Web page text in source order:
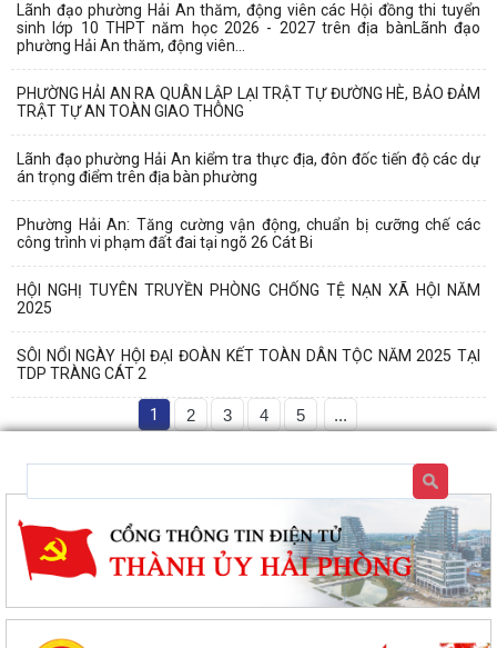
Lãnh đạo phường Hải An thăm, động viên các Hội đồng thi tuyển
sinh lớp 10 THPT năm học 2026 - 2027 trên địa bànLãnh đạo
phường Hải An thăm, động viên...
PHƯỜNG HẢI AN RA QUÂN LẬP LẠI TRẬT TỰ ĐƯỜNG HÈ, BẢO ĐẢM
TRẬT TỰ AN TOÀN GIAO THÔNG
Lãnh đạo phường Hải An kiểm tra thực địa, đôn đốc tiến độ các dự
án trọng điểm trên địa bàn phường
Phường Hải An: Tăng cường vận động, chuẩn bị cưỡng chế các
công trình vi phạm đất đai tại ngõ 26 Cát Bi
HỘI NGHỊ TUYÊN TRUYỀN PHÒNG CHỐNG TỆ NẠN XÃ HỘI NĂM
2025
SÔI NỔI NGÀY HỘI ĐẠI ĐOÀN KẾT TOÀN DÂN TỘC NĂM 2025 TẠI
TDP TRÀNG CÁT 2
1 2 3 4 5 ...